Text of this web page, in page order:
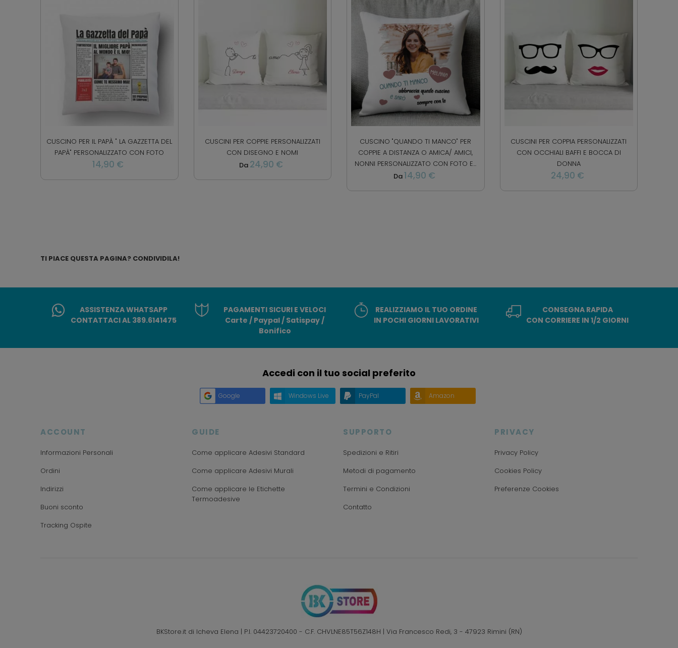
CUSCINO PER IL PAPÀ " LA GAZZETTA DEL
PAPÀ" PERSONALIZZATO CON FOTO
14,90 €
CUSCINI PER COPPIE PERSONALIZZATI
CON DISEGNO E NOMI
Da 24,90 €
CUSCINO "QUANDO TI MANCO" PER
COPPIE A DISTANZA O AMICA/ AMICI,
NONNI PERSONALIZZATO CON FOTO E...
Da14,90 €
CUSCINI PER COPPIA PERSONALIZZATI
CON OCCHIALI BAFFI E BOCCA DI
DONNA
24,90 €
TI PIACE QUESTA PAGINA? CONDIVIDILA!
ASSISTENZA WHATSAPP
CONTATTACI AL 389.6141475
PAGAMENTI SICURI E VELOCI
Carte / Paypal / Satispay /
Bonifico
REALIZZIAMO IL TUO ORDINE
IN POCHI GIORNI LAVORATIVI
CONSEGNA RAPIDA
CON CORRIERE IN 1/2 GIORNI
Accedi con il tuo social preferito
Google Windows Live PayPal Amazon
ACCOUNT
Informazioni Personali
Ordini
Indirizzi
Buoni sconto
Tracking Ospite
GUIDE
Come applicare Adesivi Standard
Come applicare Adesivi Murali
Come applicare le Etichette
Termoadesive
SUPPORTO
Spedizioni e Ritiri
Metodi di pagamento
Termini e Condizioni
Contatto
PRIVACY
Privacy Policy
Cookies Policy
Preferenze Cookies
BKStore.it di Icheva Elena | P.I. 04423720400 - C.F. CHVLNE85T56Z148H | Via Francesco Redi, 3 - 47923 Rimini (RN)